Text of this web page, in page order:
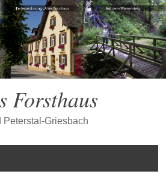
Forsthaus
Peterstal-Griesbach